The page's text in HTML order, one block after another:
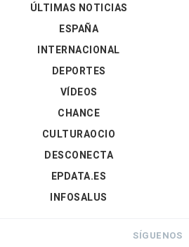
ÚLTIMAS NOTICIAS
ESPAÑA
INTERNACIONAL
DEPORTES
VÍDEOS
CHANCE
CULTURAOCIO
DESCONECTA
EPDATA.ES
INFOSALUS
SÍGUENOS